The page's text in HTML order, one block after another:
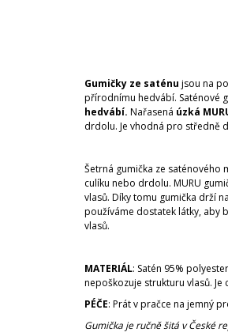
Gumičky ze saténu jsou na
přírodnímu hedvábí. Saténové
hedvábí. Nařasená úzká
drdolu. Je vhodná pro středně
Šetrná gumička ze saténového
culíku nebo drdolu. MURU
vlasů. Díky tomu gumička drží
používáme dostatek látky, aby
vlasů.
MATERIÁL: Satén 95%
nepoškozuje strukturu vlasů.
PÉČE: Prát v pračce na jemný
Gumička je ručně šitá v České